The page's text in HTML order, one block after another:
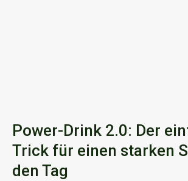
Power-Drink 2.0: Der
Trick für einen starken
den Tag